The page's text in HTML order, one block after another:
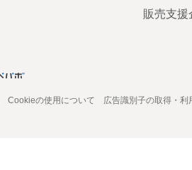
販売支援
Cookieの使用について 広告識別子の取得・利